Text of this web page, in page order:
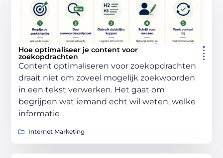
Hoe optimaliseer je content voor
zoekopdrachten
Content optimaliseren voor zoekopdrachten
draait niet om zoveel mogelijk zoekwoorden
in een tekst verwerken. Het gaat om
begrijpen wat iemand echt wil weten, welke
informatie
Internet Marketing